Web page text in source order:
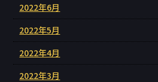
2022年6月
2022年5月
2022年4月
2022年3月